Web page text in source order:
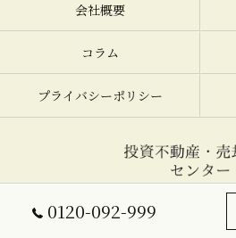
0120-092-999
会社概要
コラム
プライバシーポリシー